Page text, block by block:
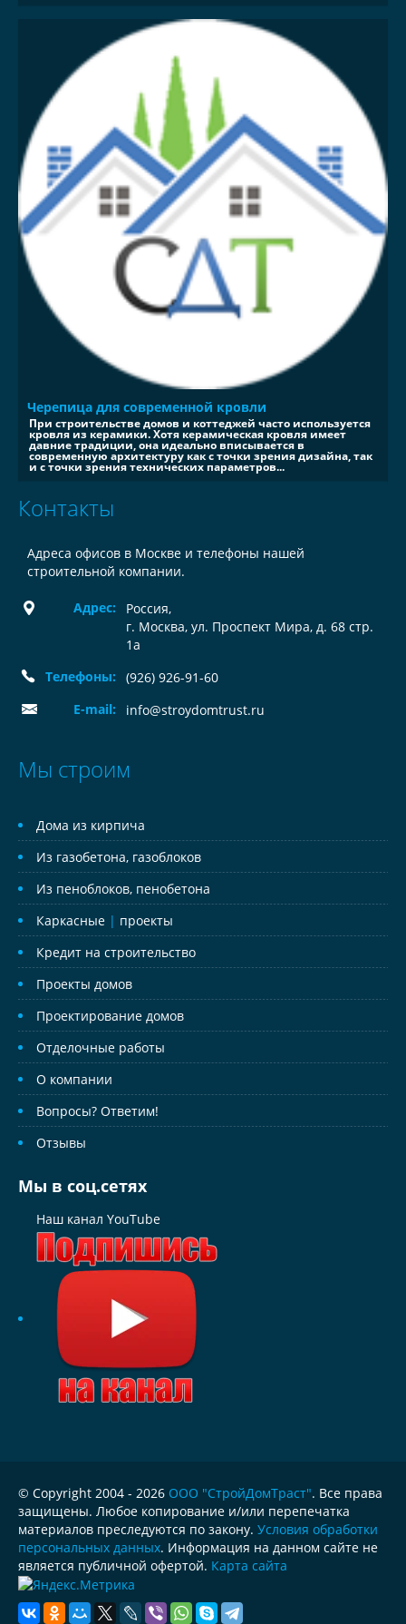
Черепица для современной кровли
При строительстве домов и коттеджей часто используется
кровля из керамики. Хотя керамическая кровля имеет
давние традиции, она идеально вписывается в
современную архитектуру как с точки зрения дизайна, так
и с точки зрения технических параметров...
Контакты
Адреса офисов в Москве и телефоны нашей
строительной компании.
Адрес: Россия,
г. Москва, ул. Проспект Мира, д. 68 стр.
1а
Телефоны:
(926) 926-91-60
E-mail:
info@stroydomtrust.ru
Мы строим
Дома из кирпича
Из газобетона, газоблоков
Из пеноблоков, пенобетона
Каркасные | проекты
Кредит на строительство
Проекты домов
Проектирование домов
Отделочные работы
О компании
Вопросы? Ответим!
Отзывы
Мы в соц.сетях
Наш канал YouTube
© Copyright 2004 - 2026 ООО "СтройДомТраст". Все права
защищены. Любое копирование и/или перепечатка
материалов преследуются по закону. Условия обработки
персональных данных. Информация на данном сайте не
является публичной офертой. Карта сайта